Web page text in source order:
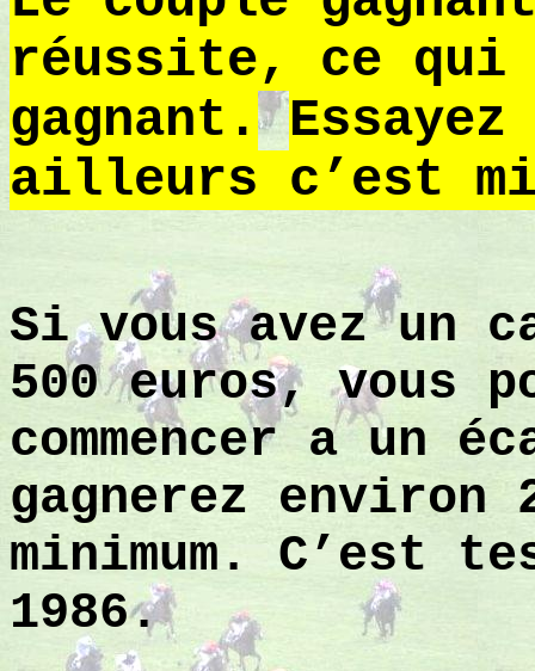
réussite, ce qui
gagnant.
ailleurs c’est
Si vous avez un
500 euros, vous
commencer a un
gagnerez environ
minimum. C’est
1986.